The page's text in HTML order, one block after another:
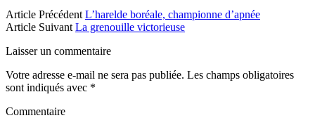
Article Précédent L’harelde boréale, championne d’apnée
Article Suivant La grenouille victorieuse
Laisser un commentaire
Votre adresse e-mail ne sera pas publiée. Les champs obligatoires
sont indiqués avec *
Commentaire